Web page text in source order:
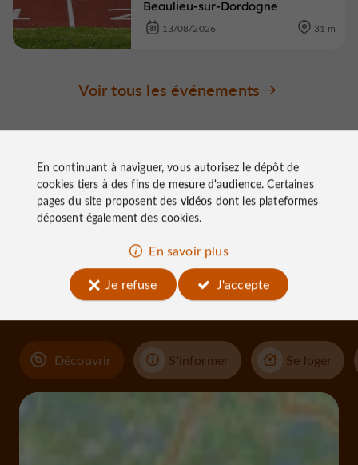
Beaulieu-sur-Dordogne
13/08/2026 31 m
Voir tous les événements
À découvrir
aux
alentours
Découvrir S'informer Se loger
En continuant à naviguer, vous autorisez le dépôt de
cookies tiers à des fins de mesure d'audience. Certaines
pages du site proposent des vidéos dont les plateformes
déposent également des cookies.
En savoir plus
Je refuse
J'accepte